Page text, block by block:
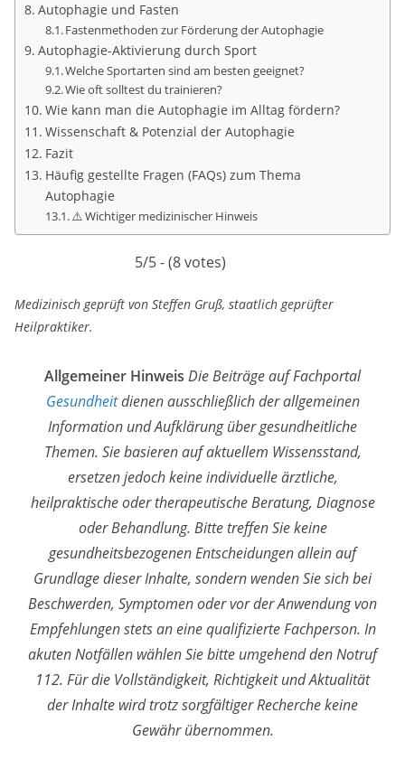
Autophagie und Fasten
Fastenmethoden zur Förderung der Autophagie
Autophagie-Aktivierung durch Sport
Welche Sportarten sind am besten geeignet?
Wie oft solltest du trainieren?
Wie kann man die Autophagie im Alltag fördern?
Wissenschaft & Potenzial der Autophagie
Fazit
Häufig gestellte Fragen (FAQs) zum Thema
Autophagie
⚠️ Wichtiger medizinischer Hinweis
5/5 - (8 votes)
Medizinisch geprüft von Steffen Gruß, staatlich geprüfter
Heilpraktiker.
Allgemeiner Hinweis Die Beiträge auf Fachportal
Gesundheitdienen ausschließlich der allgemeinen
Information und Aufklärung über gesundheitliche
Themen. Sie basieren auf aktuellem Wissensstand,
ersetzen jedoch keine individuelle ärztliche,
heilpraktische oder therapeutische Beratung, Diagnose
oder Behandlung. Bitte treffen Sie keine
gesundheitsbezogenen Entscheidungen allein auf
Grundlage dieser Inhalte, sondern wenden Sie sich bei
Beschwerden, Symptomen oder vor der Anwendung von
Empfehlungen stets an eine qualifizierte Fachperson. In
akuten Notfällen wählen Sie bitte umgehend den Notruf
112. Für die Vollständigkeit, Richtigkeit und Aktualität
der Inhalte wird trotz sorgfältiger Recherche keine
Gewähr übernommen.